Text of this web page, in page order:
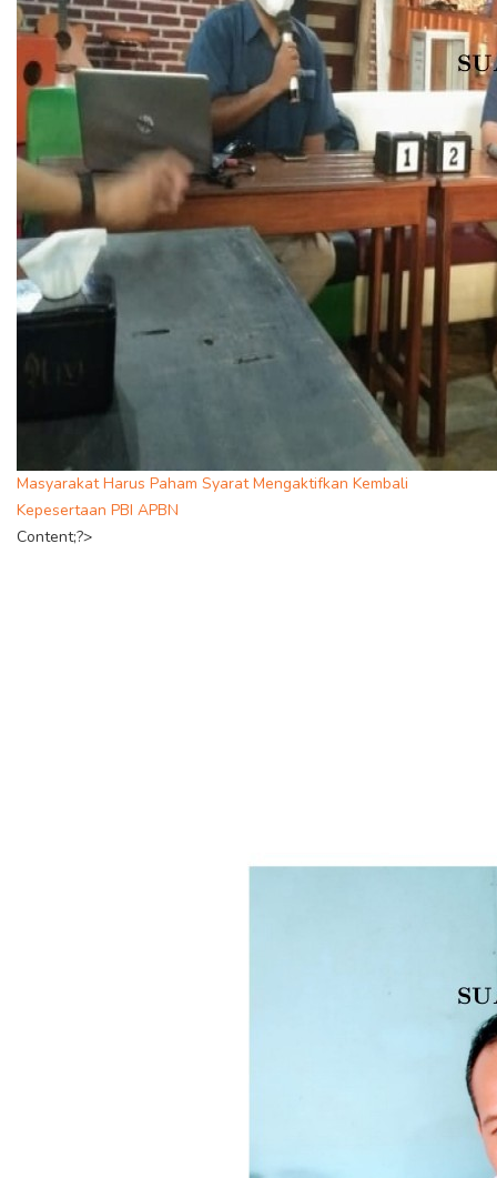
Masyarakat Harus Paham Syarat Mengaktifkan Kembali
Kepesertaan PBI APBN
Content;?>